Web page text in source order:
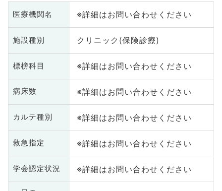
医療機関名 ※詳細はお問い合わせください
施設種別 クリニック(保険診療)
標榜科目 ※詳細はお問い合わせください
病床数 ※詳細はお問い合わせください
カルテ種別 ※詳細はお問い合わせください
救急指定 ※詳細はお問い合わせください
学会認定状況 ※詳細はお問い合わせください